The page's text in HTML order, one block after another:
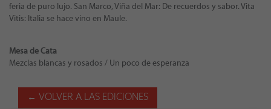
feria de puro lujo. San Marco, Viña del Mar: De recuerdos y sabor. Vita
Vitis: Italia se hace vino en Maule.
Mesa de Cata
Mezclas blancas y rosados / Un poco de esperanza
← VOLVER A LAS EDICIONES